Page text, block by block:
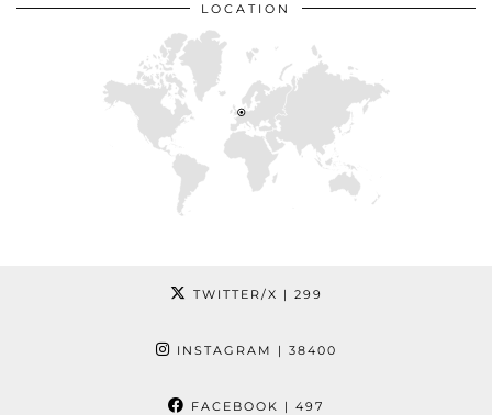
LOCATION
TWITTER/X | 299
INSTAGRAM | 38400
FACEBOOK | 497